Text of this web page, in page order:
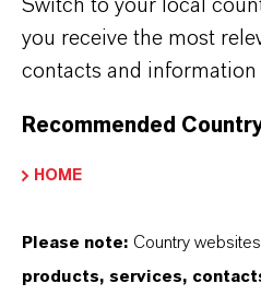
Der Einsatz von
Eisenoxidpigmenten in
die Umsetzung
Vorstellungen erfordert
anwendungstechnisches
Beton herzustellen stellt
dar“, betont
Switch to your local
you receive the most
contacts and
Recommended
HOME
Please note: Country
products, services,